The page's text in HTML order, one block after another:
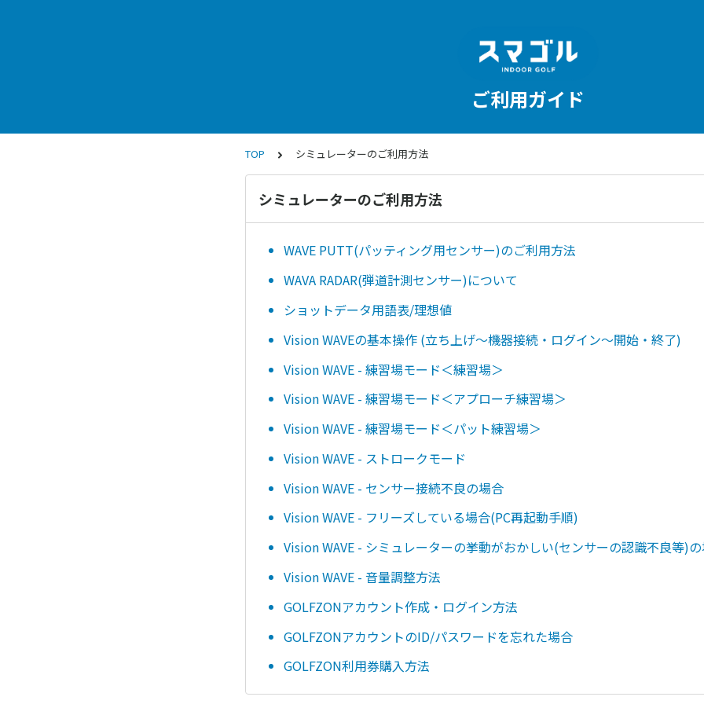
ご利用ガイド
TOP シミュレーターのご利用方法
シミュレーターのご利用方法
WAVE PUTT(パッティング用センサー)のご利用方法
WAVA RADAR(弾道計測センサー)について
ショットデータ用語表/理想値
Vision WAVEの基本操作 (立ち上げ〜機器接続・ログイン〜開始・終了)
Vision WAVE - 練習場モード＜練習場＞
Vision WAVE - 練習場モード＜アプローチ練習場＞
Vision WAVE - 練習場モード＜パット練習場＞
Vision WAVE - ストロークモード
Vision WAVE - センサー接続不良の場合
Vision WAVE - フリーズしている場合(PC再起動手順)
Vision WAVE - シミュレーターの挙動がおかしい(センサーの認識不良等)
Vision WAVE - 音量調整方法
GOLFZONアカウント作成・ログイン方法
GOLFZONアカウントのID/パスワードを忘れた場合
GOLFZON利用券購入方法